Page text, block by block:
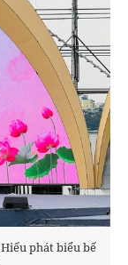
phát biểu bế